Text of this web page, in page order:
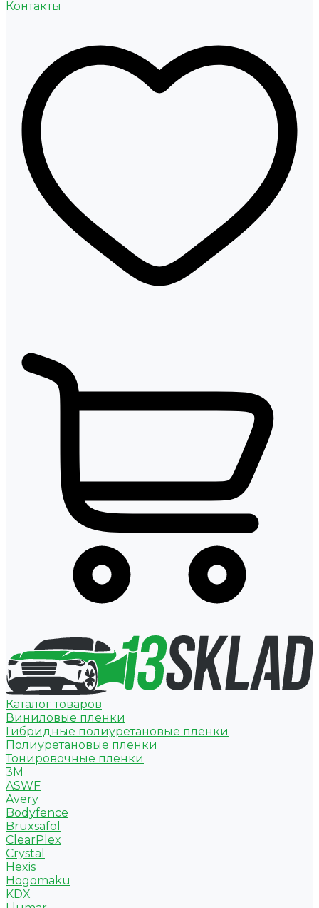
Контакты
Каталог товаров
Виниловые пленки
Гибридные полиуретановые пленки
Полиуретановые пленки
Тонировочные пленки
3M
ASWF
Avery
Bodyfence
Bruxsafol
ClearPlex
Crystal
Hexis
Hogomaku
KDX